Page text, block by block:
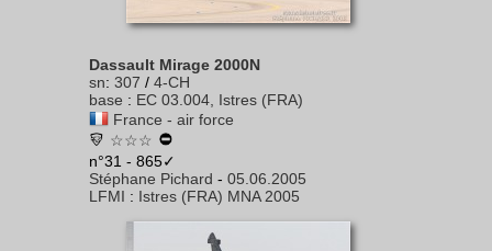
Dassault Mirage 2000N
sn: 307 / 4-CH
base : EC 03.004, Istres (FRA)
France - air force
☆☆☆
n°31 - 865✓
Stéphane Pichard - 05.06.2005
LFMI : Istres (FRA) MNA 2005